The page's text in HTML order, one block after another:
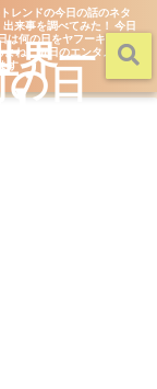
レンドの今日の話のネタ
来事を調べてみた！ 今日
何の日をヤフーキッズや
ね。毎日のエンタメを
す界一
日